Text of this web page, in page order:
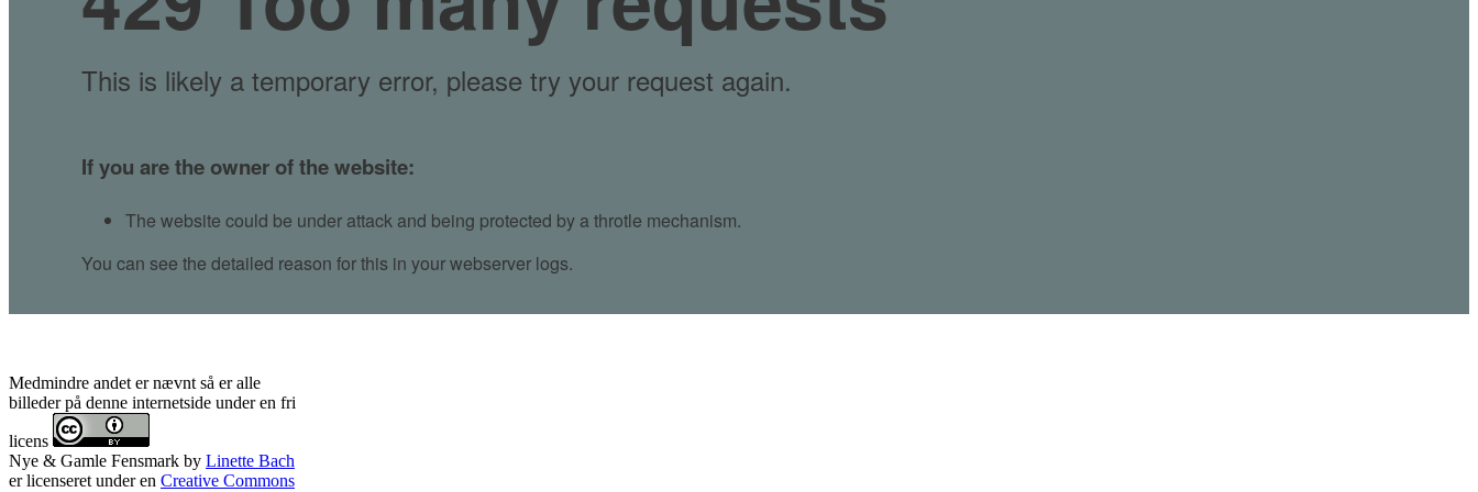
Medmindre andet er nævnt så er alle
billeder på denne internetside under en fri
licens
Nye & Gamle Fensmark by Linette Bach
er licenseret under en Creative Commons